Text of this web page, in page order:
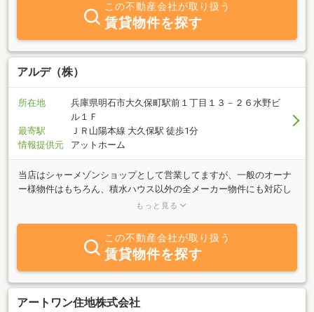
この不動産会社が取り扱う
賃貸物件を探す
アルデ（株）
所在地
兵庫県明石市大久保町駅前１丁目１３－２６水野ビ
ル１Ｆ
最寄駅
ＪＲ山陽本線 大久保駅 徒歩1分
情報提供元
アットホーム
当店はシャーメゾンショップとして営業してますが、一般のオーナ
ー様物件はもちろん、積水ハウス以外の全メーカー物件にも対応し
てます！また、売却や購入についても、２０年以上の業界経験を持
せ☆ＪＲ大久保駅周辺で、売買・賃貸・管理、全てに対応可能なお
店は当店だけです！
もっと見る
この不動産会社が取り扱う
賃貸物件を探す
アートワン住地株式会社